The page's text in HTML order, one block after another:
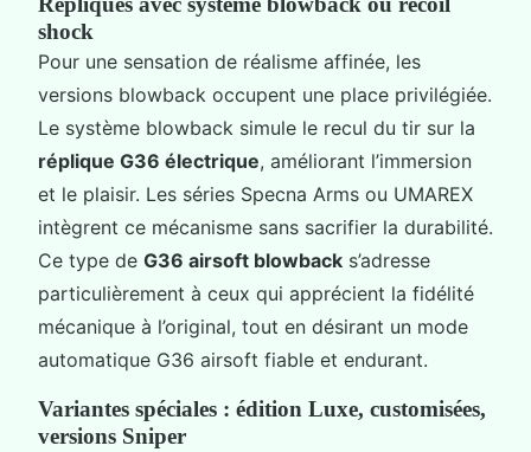
shock
Pour une sensation de réalisme affinée, les
versions blowback occupent une place privilégiée.
Le système blowback simule le recul du tir sur la
réplique G36 électrique, améliorant l’immersion
et le plaisir. Les séries Specna Arms ou UMAREX
intègrent ce mécanisme sans sacrifier la durabilité.
Ce type de G36 airsoft blowback s’adresse
particulièrement à ceux qui apprécient la fidélité
mécanique à l’original, tout en désirant un mode
automatique G36 airsoft fiable et endurant.
Variantes spéciales : édition Luxe, customisées,
versions Sniper